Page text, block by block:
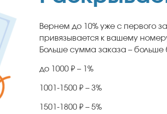
Вернем до 10% уже с первого
привязывается к вашему
Больше сумма заказа – больше
до 1000 ₽ – 1%
1001-1500 ₽ – 3%
1501-1800 ₽ – 5%